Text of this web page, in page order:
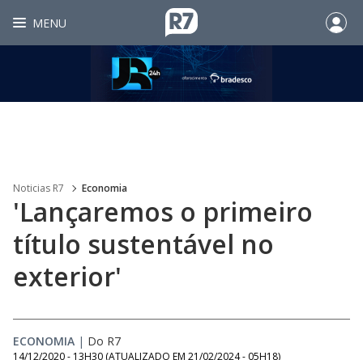
MENU
Noticias R7 Economia
'Lançaremos o primeiro
título sustentável no
exterior'
ECONOMIA | Do R7
14/12/2020 - 13H30 (ATUALIZADO EM 21/02/2024 - 05H18)